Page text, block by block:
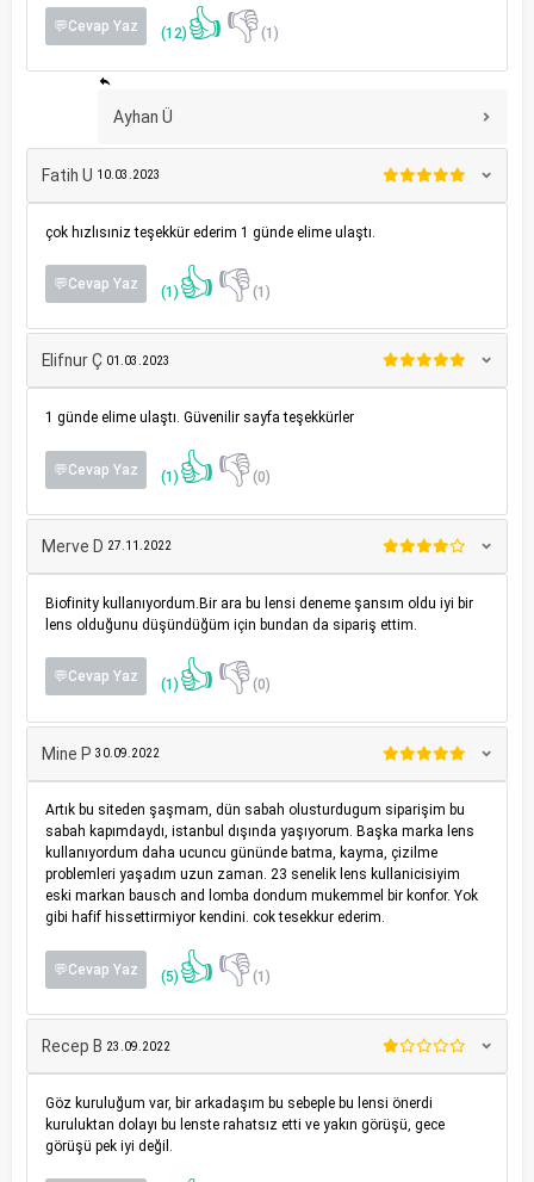
💬Cevap Yaz (12) 👍👎(1)
Ayhan Ü
Fatih U 10.03.2023
çok hızlısıniz teşekkür ederim 1 günde elime ulaştı.
💬Cevap Yaz (1) 👍👎(1)
Elifnur Ç 01.03.2023
1 günde elime ulaştı. Güvenilir sayfa teşekkürler
💬Cevap Yaz (1) 👍👎(0)
Merve D 27.11.2022
Biofinity kullanıyordum.Bir ara bu lensi deneme şansım oldu iyi bir
lens olduğunu düşündüğüm için bundan da sipariş ettim.
💬Cevap Yaz (1) 👍👎(0)
Mine P 30.09.2022
Artık bu siteden şaşmam, dün sabah olusturdugum siparişim bu
sabah kapımdaydı, istanbul dışında yaşıyorum. Başka marka lens
kullanıyordum daha ucuncu gününde batma, kayma, çizilme
problemleri yaşadım uzun zaman. 23 senelik lens kullanicisiyim
eski markan bausch and lomba dondum mukemmel bir konfor. Yok
gibi hafif hissettirmiyor kendini. cok tesekkur ederim.
💬Cevap Yaz (5) 👍👎(1)
Recep B 23.09.2022
Göz kuruluğum var, bir arkadaşım bu sebeple bu lensi önerdi
kuruluktan dolayı bu lenste rahatsız etti ve yakın görüşü, gece
görüşü pek iyi değil.